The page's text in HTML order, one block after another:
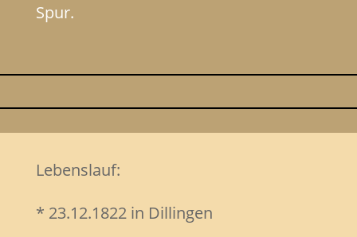
Spur.
Lebenslauf:
* 23.12.1822 in Dillingen